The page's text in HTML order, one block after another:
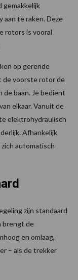
gemakkelijk
aan te raken. Deze
rotors is vooral
op gerende
de voorste rotor de
baan. Je bedient
elkaar. Vanuit de
elektrohydraulisch
Afhankelijk
automatisch
zijn standaard
brengt de
en omlaag,
– als de trekker